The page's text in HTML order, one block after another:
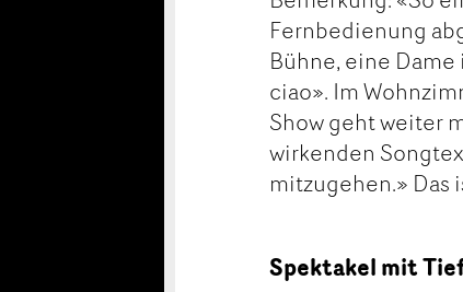
Fernbedienung
Bühne, eine
ciao». Im
Show geht weiter
wirkenden
mitzugehen.» Das
Spektakel mit